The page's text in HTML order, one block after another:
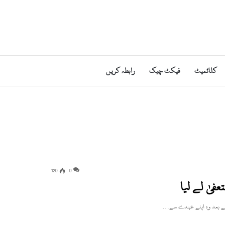
کلائمیٹ فیکٹ چیک رابطہ کریں
0
120
لے لیا
بعد وہ اپنے عہدے سے…